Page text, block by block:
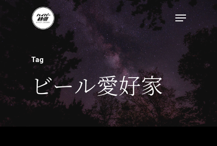
Tag
ビール愛好家
トップページ
ハイパー縁側とは
ハイパー縁側@中津
ハイパー縁側@天満